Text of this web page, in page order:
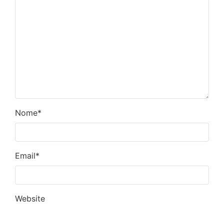
Nome*
Email*
Website